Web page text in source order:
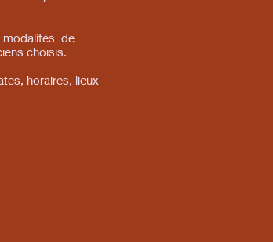
modalités de
choisis.
horaires, lieux